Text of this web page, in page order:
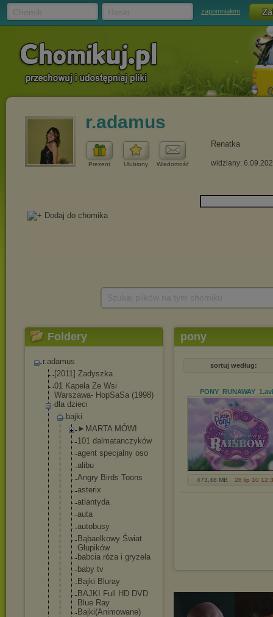
zapomniałem
r.adamus
Prezent Ulubiony Wiadomość
Renatka
widziany:
Foldery
r.adamus
[2011] Zadyszka
01 Kapela Ze Wsi
Warszawa- HopSaSa (1998)
dla dzieci
bajki
►MARTA MÓWI
101 dalmatanczyków
agent specjalny oso
alibu
Angry Birds Toons
asterix
atlantyda
auta
autobusy
Bąbaelkowy Świat
Głupików
babcia róza i gryzela
baby tv
Bajki Bluray
BAJKI Full HD DVD
Blue Ray
Bajki(Animowane)
pony
sortuj według:
PONY_RUNAWAY_1.avi
473,48 MB 28 lip 10